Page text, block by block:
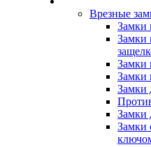
Врезные
Замки
Замки
Замки
Замки
Замки
Замки
Замки